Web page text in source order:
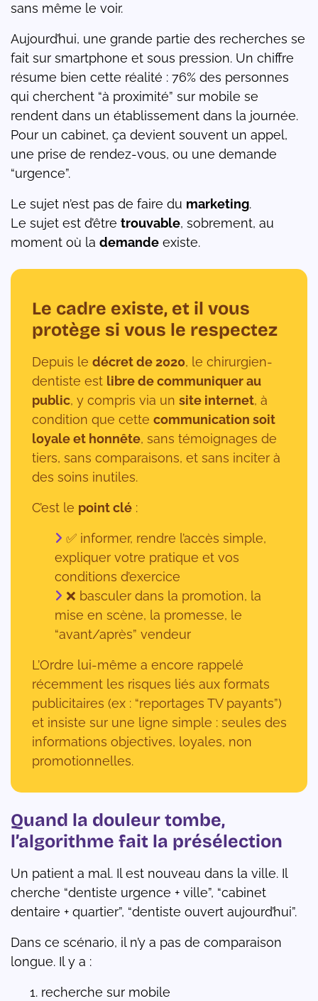
sans même le voir.
Aujourd’hui, une grande partie des recherches se
fait sur smartphone et sous pression. Un chiffre
résume bien cette réalité : 76% des personnes
qui cherchent “à proximité” sur mobile se
rendent dans un établissement dans la journée.
Pour un cabinet, ça devient souvent un appel,
une prise de rendez-vous, ou une demande
“urgence”.
Le sujet n’est pas de faire du marketing.
Le sujet est d’être trouvable, sobrement, au
moment où la demande existe.
Le cadre existe, et il vous
protège si vous le respectez
Depuis le décret de 2020, le chirurgien-
dentiste est libre de communiquer au
public, y compris via un site internet, à
condition que cette communication soit
loyale et honnête, sans témoignages de
tiers, sans comparaisons, et sans inciter à
des soins inutiles.
C’est le point clé :
✅ informer, rendre l’accès simple,
expliquer votre pratique et vos
conditions d’exercice
❌ basculer dans la promotion, la
mise en scène, la promesse, le
“avant/après” vendeur
L’Ordre lui-même a encore rappelé
récemment les risques liés aux formats
publicitaires (ex : “reportages TV payants”)
et insiste sur une ligne simple : seules des
informations objectives, loyales, non
promotionnelles.
Quand la douleur tombe,
l’algorithme fait la présélection
Un patient a mal. Il est nouveau dans la ville. Il
cherche “dentiste urgence + ville”, “cabinet
dentaire + quartier”, “dentiste ouvert aujourd’hui”.
Dans ce scénario, il n’y a pas de comparaison
longue. Il y a :
recherche sur mobile